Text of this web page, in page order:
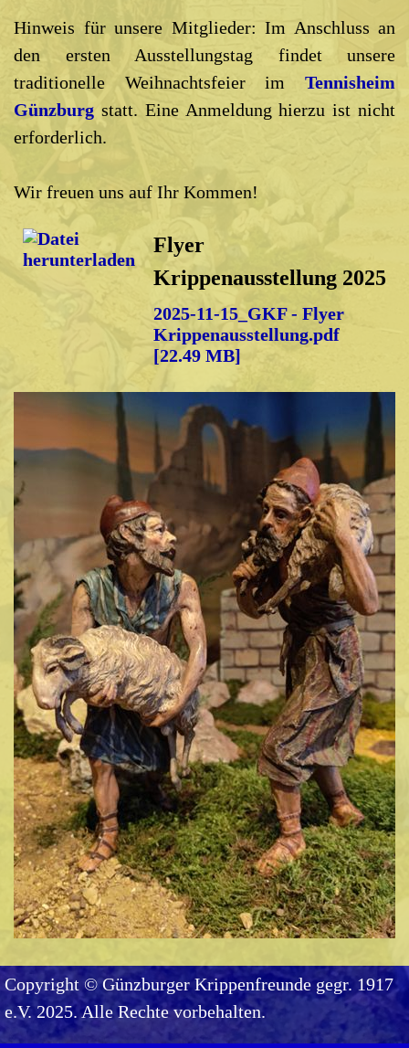
Hinweis für unsere Mitglieder: Im Anschluss an
den ersten Ausstellungstag findet unsere
traditionelle Weihnachtsfeier im Tennisheim
Günzburg statt. Eine Anmeldung hierzu ist nicht
erforderlich.
Wir freuen uns auf Ihr Kommen!
Flyer
Krippenausstellung 2025
2025-11-15_GKF - Flyer
Krippenausstellung.pdf
[22.49 MB]
Copyright © Günzburger Krippenfreunde gegr. 1917
e.V. 2025. Alle Rechte vorbehalten.